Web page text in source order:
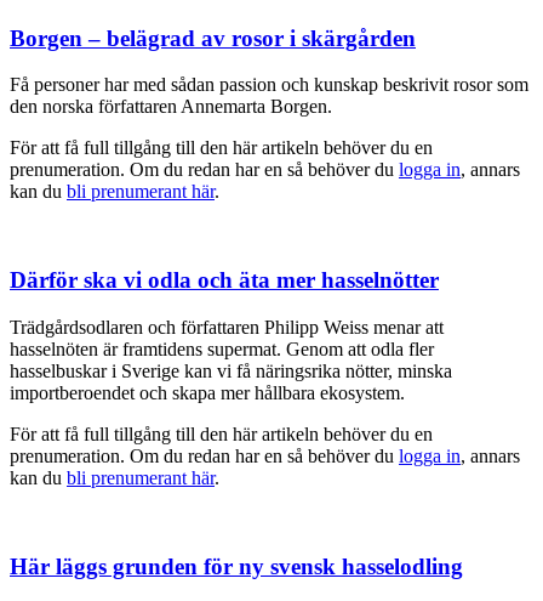
Borgen – belägrad av rosor i skärgården
Få personer har med sådan passion och kunskap beskrivit rosor som
den norska författaren Annemarta Borgen.
För att få full tillgång till den här artikeln behöver du en
prenumeration. Om du redan har en så behöver du logga in, annars
kan du bli prenumerant här.
Därför ska vi odla och äta mer hasselnötter
Trädgårdsodlaren och författaren Philipp Weiss menar att
hasselnöten är framtidens supermat. Genom att odla fler
hasselbuskar i Sverige kan vi få näringsrika nötter, minska
importberoendet och skapa mer hållbara ekosystem.
För att få full tillgång till den här artikeln behöver du en
prenumeration. Om du redan har en så behöver du logga in, annars
kan du bli prenumerant här.
Här läggs grunden för ny svensk hasselodling